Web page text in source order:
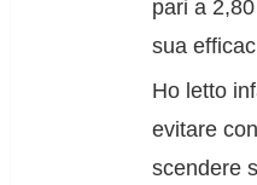
pari a
sua
Ho letto
evitare
scendere